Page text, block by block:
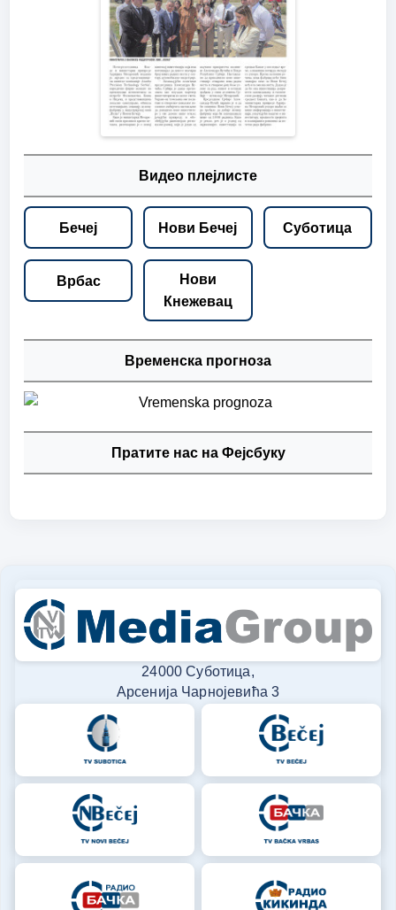
Видео плејлисте
Бечеј Нови Бечеј Суботица
Врбас
Нови
Кнежевац
Временска прогноза
Пратите нас на Фејсбуку
24000 Суботица,
Арсенија Чарнојевића 3